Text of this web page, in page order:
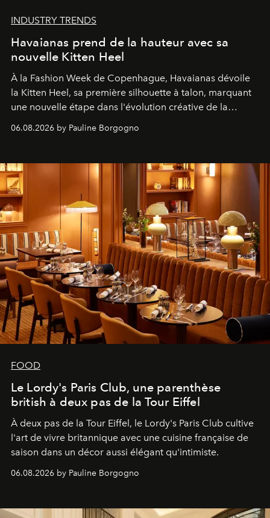
INDUSTRY TRENDS
Havaianas prend de la hauteur avec sa
nouvelle Kitten Heel
À la Fashion Week de Copenhague, Havaianas dévoile
la Kitten Heel, sa première silhouette à talon, marquant
une nouvelle étape dans l'évolution créative de la
06.08.2026 by Pauline Borgogno
FOOD
Le Lordy's Paris Club, une parenthèse
british à deux pas de la Tour Eiffel
À deux pas de la Tour Eiffel, le Lordy's Paris Club cultive
l'art de vivre britannique avec une cuisine française de
saison dans un décor aussi élégant qu'intimiste.
06.08.2026 by Pauline Borgogno